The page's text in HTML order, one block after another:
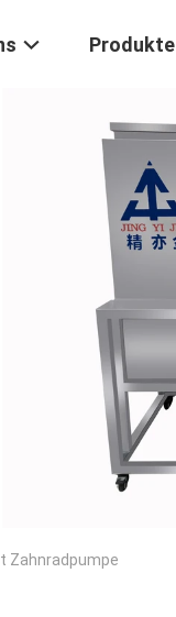
Produkte
Zahnradpumpe